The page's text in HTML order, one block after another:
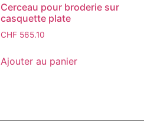
Cerceau pour broderie sur
casquette plate
CHF 565.10
Ajouter au panier